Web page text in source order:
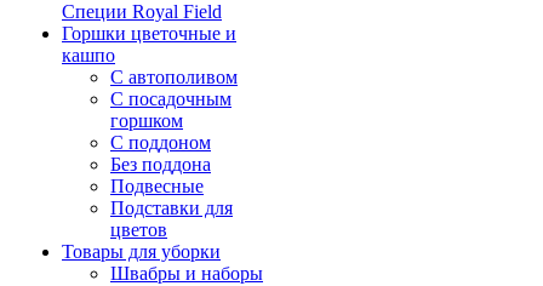
Специи Royal Field
Горшки цветочные и
кашпо
С автополивом
С посадочным
горшком
С поддоном
Без поддона
Подвесные
Подставки для
цветов
Товары для уборки
Швабры и наборы